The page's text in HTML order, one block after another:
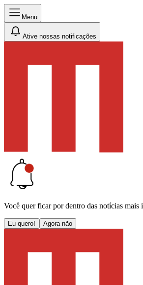
Menu
Ative nossas notificações
Você quer ficar por dentro das notícias mais
Eu quero! Agora não